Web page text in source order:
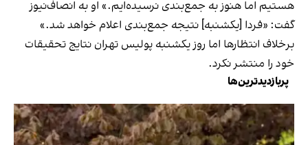
هستیم اما هنوز به جمع‌بندی نرسیده‌ایم.» او به انصاف‌نیوز
گفت: «فردا [یکشنبه] نتیجه جمع‌بندی اعلام خواهد شد.»
برخلاف انتظارها اما روز یکشنبه پولیس تهران نتایج تحقیقات
خود را منتشر نکرد.
پربازدیدترین‌ها